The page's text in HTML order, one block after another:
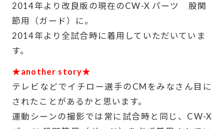
2014年より改良版の現在のCW-X パーツ 股関
節用（ガード）に。
2014年より全試合時に着用していただいていま
す。
★another story★
テレビなどでイチロー選手のCMをみなさん目に
されたことがあるかと思います。
運動シーンの撮影では常に試合時と同じ、CW-X